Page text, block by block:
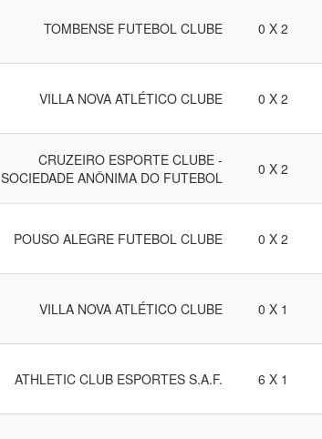
TOMBENSE FUTEBOL CLUBE 0 X 2
VILLA NOVA ATLÉTICO CLUBE 0 X 2
CRUZEIRO ESPORTE CLUBE -
SOCIEDADE ANÔNIMA DO FUTEBOL
0 X 2
POUSO ALEGRE FUTEBOL CLUBE 0 X 2
VILLA NOVA ATLÉTICO CLUBE 0 X 1
ATHLETIC CLUB ESPORTES S.A.F. 6 X 1